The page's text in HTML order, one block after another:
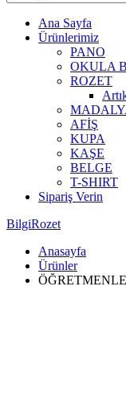
Ana Sayfa
Ürünlerimiz
PANO
OKULA
ROZET
AFİŞ
KUPA
KAŞE
BELGE
T-SHIRT
Sipariş Verin
BilgiRozet
Anasayfa
Ürünler